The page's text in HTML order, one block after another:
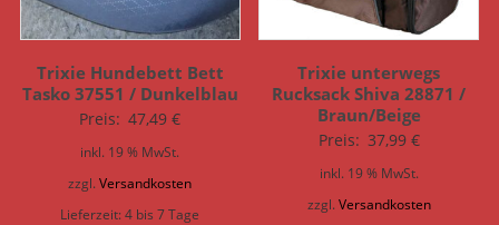
Trixie Hundebett Bett
Tasko 37551 / Dunkelblau
Preis: 47,49€
inkl. 19 % MwSt.
zzgl.Versandkosten
Lieferzeit:4 bis 7 Tage
Trixie unterwegs
Rucksack Shiva 28871 /
Braun/Beige
Preis: 37,99 €
inkl. 19 % MwSt.
zzgl. Versandkosten